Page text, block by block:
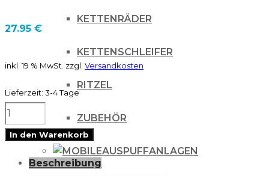
KETTENRÄDER
KETTENSCHLEIFER
RITZEL
ZUBEHÖR
AUSPUFFANLAGEN
27.95 €
inkl. 19 % MwSt. zzgl. Versandkosten
Lieferzeit: 3-4 Tage
Mino
Wasserpumpenrad
In den Warenkorb
Beschreibung